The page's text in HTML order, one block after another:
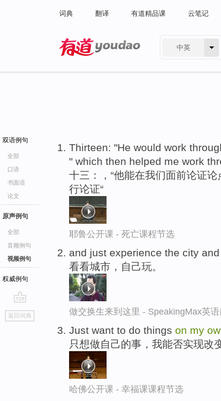
词典 翻译 有道精品课 云笔记
中英
双语例句
全部
口语
书面语
论文
原声例句
全部
音频例句
视频例句
权威例句
go
top
返回词典
Thirteen: "He would work
" which then helped me work
十三：，“他能在我们面前论证
行论证“
耶鲁公开课 - 死亡课程节选
and just experience the city
看看城市，自己玩。
做交换生来到这里 - SpeakingMax英
Just want to do things on my
只想做自己的事，我能否实现改
哈佛公开课 - 幸福课课程节选